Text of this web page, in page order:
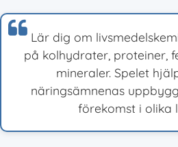
Lär dig om
på kolhydrater, proteiner,
mineraler. Spelet
näringsämnenas
förekomst i olika